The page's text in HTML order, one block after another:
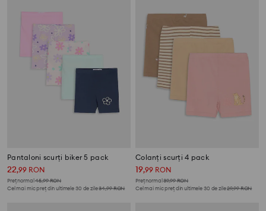
Pantaloni scurți biker 5 pack
22,99 RON
Preț normal45,99RON
Cel mai mic preț din ultimele 30 de zile34,99RON
Colanți scurți 4 pack
19,99 RON
Preț normal39,99RON
Cel mai mic preț din ultimele 30 de zile29,99RON